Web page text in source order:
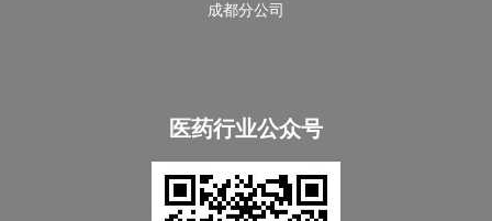
成都分公司
医药行业公众号